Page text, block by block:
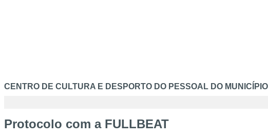
CENTRO DE CULTURA E DESPORTO DO PESSOAL DO
Protocolo com a FULLBEAT